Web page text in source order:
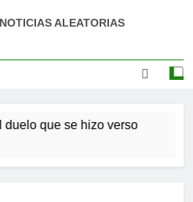
NOTICIAS ALEATORIAS
que se hizo verso